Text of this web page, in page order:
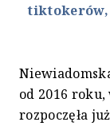
tiktokerów,
od 2016
rozpoczęła